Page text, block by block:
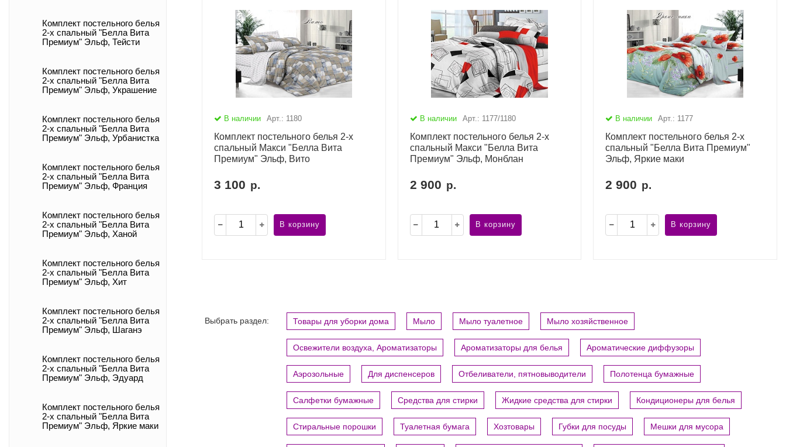
Комплект постельного белья
2-х спальный "Белла Вита
Премиум" Эльф, Тейсти
Комплект постельного белья
2-х спальный "Белла Вита
Премиум" Эльф, Украшение
Комплект постельного белья
2-х спальный "Белла Вита
Премиум" Эльф, Урбанистка
Комплект постельного белья
2-х спальный "Белла Вита
Премиум" Эльф, Франция
Комплект постельного белья
2-х спальный "Белла Вита
Премиум" Эльф, Ханой
Комплект постельного белья
2-х спальный "Белла Вита
Премиум" Эльф, Хит
Комплект постельного белья
2-х спальный "Белла Вита
Премиум" Эльф, Шаганэ
Комплект постельного белья
2-х спальный "Белла Вита
Премиум" Эльф, Эдуард
Комплект постельного белья
2-х спальный "Белла Вита
Премиум" Эльф, Яркие маки
В наличии Арт.: 1180
Комплект постельного белья 2-х
спальный Макси "Белла Вита
Премиум" Эльф, Вито
3 100 р.
В корзину
В наличии Арт.: 1177/1180
Комплект постельного белья 2-х
спальный Макси "Белла Вита
Премиум" Эльф, Монблан
2 900 р.
В корзину
В наличии Арт.: 1177
Комплект постельного белья 2-х
спальный "Белла Вита Премиум"
Эльф, Яркие маки
2 900 р.
В корзину
Выбрать раздел: Товары для уборки дома Мыло Мыло туалетное Мыло хозяйственное
Освежители воздуха, Ароматизаторы Ароматизаторы для белья Ароматические диффузоры
Аэрозольные Для диспенсеров Отбеливатели, пятновыводители Полотенца бумажные
Салфетки бумажные Средства для стирки Жидкие средства для стирки Кондиционеры для белья
Стиральные порошки Туалетная бумага Хозтовары Губки для посуды Мешки для мусора